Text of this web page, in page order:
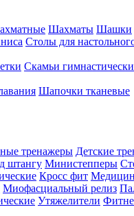
Шахматы Шашки
Столы для
Скамьи
Шапочки тканевые
тренажеры Детские
штангу Министепперы
Кросс фит
Миофасциальный релиз
Утяжелители